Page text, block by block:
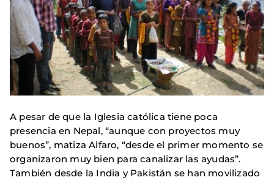
A pesar de que la Iglesia católica tiene poca
presencia en Nepal, “aunque con proyectos muy
buenos”, matiza Alfaro, “desde el primer momento se
organizaron muy bien para canalizar las ayudas”.
También desde la India y Pakistán se han movilizado